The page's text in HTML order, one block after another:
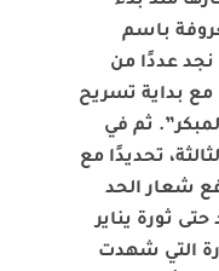
باسم
عددًا من
مع بداية تسريح
ثم في
تحديدًا مع
شعار الحد
ثورة يناير
التي شهدت